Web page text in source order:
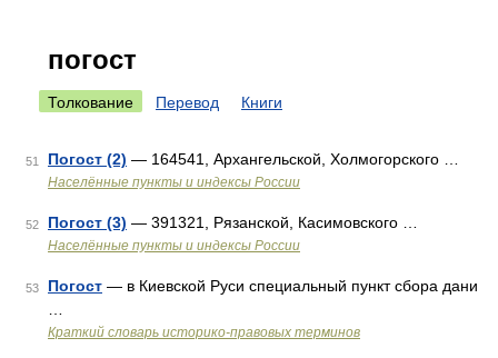
погост
Толкование Перевод Книги
51 Погост (2) — 164541, Архангельской, Холмогорского …
Населённые пункты и индексы России
52 Погост (3) — 391321, Рязанской, Касимовского …
Населённые пункты и индексы России
53 Погост — в Киевской Руси специальный пункт сбора дани
Краткий словарь историко-правовых терминов